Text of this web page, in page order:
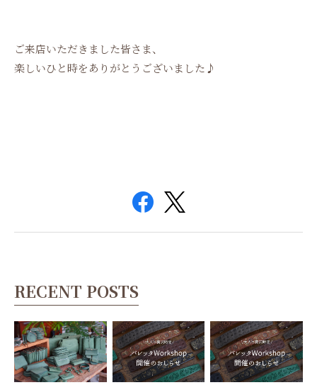
ご来店いただきました皆さま、
楽しいひと時をありがとうございました♪
RECENT POSTS